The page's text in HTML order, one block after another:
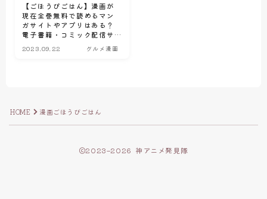
【ごほうびごはん】漫画が
現在全巻無料で読めるマン
ガサイトやアプリはある？
電子書籍・コミック配信サ
2023.09.22 グルメ漫画
HOME 漫画ごほうびごはん
2023–2026 神アニメ発見隊